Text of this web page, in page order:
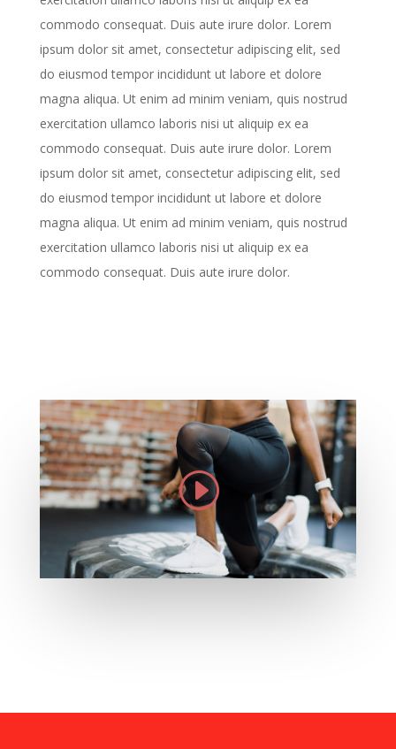
commodo consequat. Duis aute irure dolor. Lorem
ipsum dolor sit amet, consectetur adipiscing elit, sed
do eiusmod tempor incididunt ut labore et dolore
magna aliqua. Ut enim ad minim veniam, quis nostrud
exercitation ullamco laboris nisi ut aliquip ex ea
commodo consequat. Duis aute irure dolor. Lorem
ipsum dolor sit amet, consectetur adipiscing elit, sed
do eiusmod tempor incididunt ut labore et dolore
magna aliqua. Ut enim ad minim veniam, quis nostrud
exercitation ullamco laboris nisi ut aliquip ex ea
commodo consequat. Duis aute irure dolor.